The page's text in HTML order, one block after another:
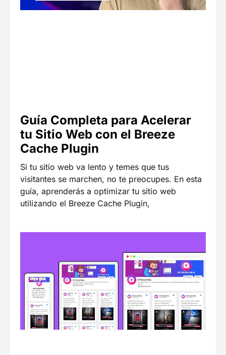
Guía Completa para Acelerar
tu Sitio Web con el Breeze
Cache Plugin
Si tu sitio web va lento y temes que tus
visitantes se marchen, no te preocupes. En esta
guía, aprenderás a optimizar tu sitio web
utilizando el Breeze Cache Plugin,